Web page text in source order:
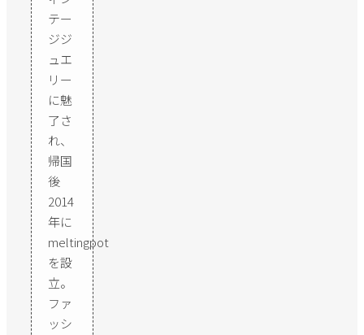
テー
ジジ
ュエ
リー
に魅
了さ
れ、
帰国
後
2014
年に
meltingpot
を設
立。
ファ
ッシ